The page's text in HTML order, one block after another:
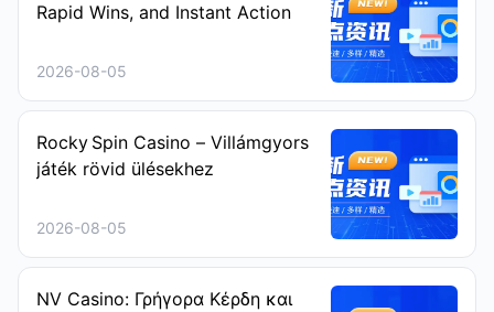
Rapid Wins, and Instant Action
2026-08-05
Rocky Spin Casino – Villámgyors
játék rövid ülésekhez
2026-08-05
NV Casino: Γρήγορα Κέρδη και